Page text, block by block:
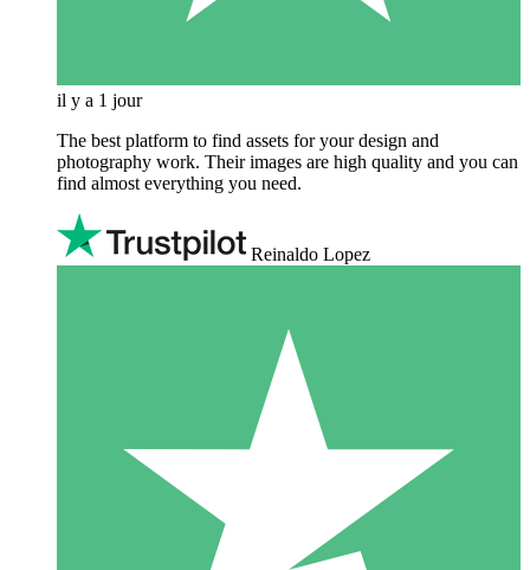
il y a 1 jour
The best platform to find assets for your design and
photography work. Their images are high quality and you can
find almost everything you need.
Reinaldo Lopez